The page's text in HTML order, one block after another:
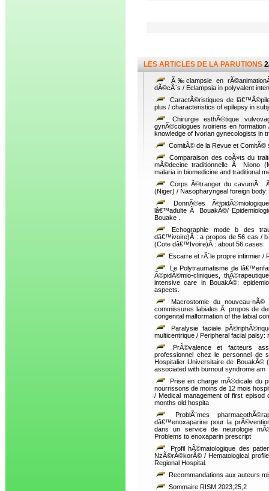
LES ARTICLES DE LA PARUTIONS
Ã‰clampsie en
dÃ©cÃ¨s / Eclampsia in polyvalent
CaractÃ©ristiques de
plus / characteristics of epilepsy in
Chirurgie esthÃ©tique
gynÃ©cologues ivoiriens en
knowledge of Ivorian gynecologists in
ComitÃ© de la Revue et ComitÃ©
Comparaison des coÃ»ts du
mÃ©decine traditionnelle Ã Niono
malaria in biomedicine and traditional
Corps Ã©tranger du cavumÂ
(Niger) / Nasopharyngeal foreign
DonnÃ©es
lâ€™adulte Ã BouakÃ©/
Bouake .
Echographie mode b des
dâ€™ivoire)Â : a propos de 56 cas /
(Cote dâ€™Ivoire)Â : about 56 cases.
Escarre et rÃ´le propre infirmier /
Le Polytraumatisme de
Ã©pidÃ©mio-cliniques,
intensive care in BouakÃ©:
aspects.
Macrostomie du nouveau-
commissures labiales Ã propos de
congenital malformation of the labial
Paralysie faciale
multicentrique / Peripheral facial palsy:
PrÃ©valence et facteurs
professionnel chez le personnel de
Hospitalier Universitaire de
associated with burnout syndrome am
Prise en charge mÃ©dicale du
nourrissons de moins de 12 mois
/ Medical management of first episod
months old hospita
ProblÃ¨mes
dâ€™enoxaparine pour la
dans un service de neurologie
Problems to enoxaparin prescript
Profil hÃ©matologique des
NzÃ©rÃ©korÃ© / Hematological
Regional Hospital.
Recommandations aux auteurs
Sommaire RISM 2023;25,2